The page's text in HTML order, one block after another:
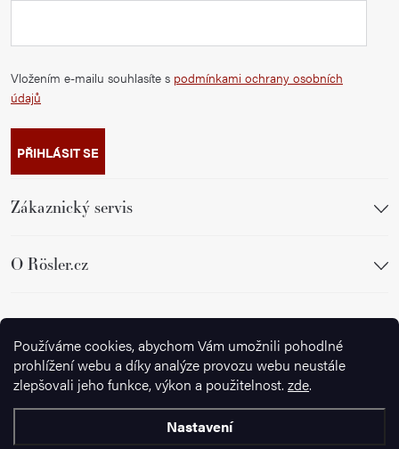
Používáme cookies, abychom Vám umožnili pohodlné
prohlížení webu a díky analýze provozu webu neustále
zlepšovali jeho funkce, výkon a použitelnost. zde.
Nastavení
Vložením e-mailu souhlasíte s podmínkami ochrany osobních
údajů
PŘIHLÁSIT SE
Zákaznický servis
O Rösler.cz
Sledujte nás